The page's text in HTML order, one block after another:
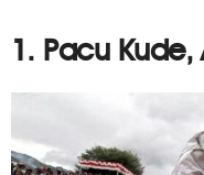
1. Pacu Kude,